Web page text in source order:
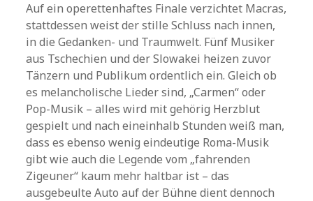
Auf ein operettenhaftes Finale verzichtet Macras,
stattdessen weist der stille Schluss nach innen,
in die Gedanken- und Traumwelt. Fünf Musiker
aus Tschechien und der Slowakei heizen zuvor
Tänzern und Publikum ordentlich ein. Gleich ob
es melancholische Lieder sind, „Carmen“ oder
Pop-Musik – alles wird mit gehörig Herzblut
gespielt und nach eineinhalb Stunden weiß man,
dass es ebenso wenig eindeutige Roma-Musik
gibt wie auch die Legende vom „fahrenden
Zigeuner“ kaum mehr haltbar ist – das
ausgebeulte Auto auf der Bühne dient dennoch